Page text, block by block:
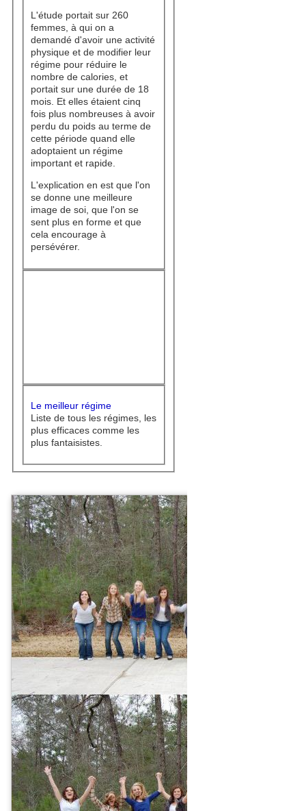
L'étude portait sur 260
femmes, à qui on a
demandé d'avoir une activité
physique et de modifier leur
régime pour réduire le
nombre de calories, et
portait sur une durée de 18
mois. Et elles étaient cinq
fois plus nombreuses à avoir
perdu du poids au terme de
cette période quand elle
adoptaient un régime
important et rapide.
L'explication en est que l'on
se donne une meilleure
image de soi, que l'on se
sent plus en forme et que
cela encourage à
persévérer.
Le meilleur régime
Liste de tous les régimes, les
plus efficaces comme les
plus fantaisistes.